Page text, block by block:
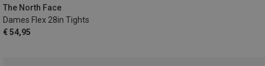
The North Face
Dames Flex 28in Tights
€ 54,95